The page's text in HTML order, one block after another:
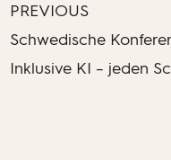
PREVIOUS
Schwedische
Inklusive KI – jeden